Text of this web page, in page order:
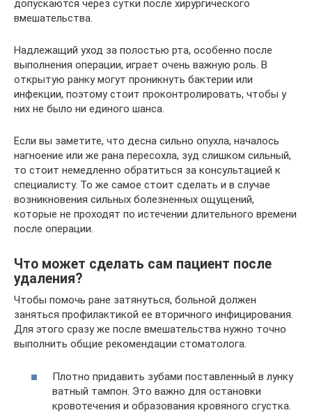
допускаются через сутки после хирургического
вмешательства.
Надлежащий уход за полостью рта, особенно после
выполнения операции, играет очень важную роль. В
открытую ранку могут проникнуть бактерии или
инфекции, поэтому стоит проконтролировать, чтобы у
них не было ни единого шанса.
Если вы заметите, что десна сильно опухла, началось
нагноение или же рана пересохла, зуд слишком сильный,
то стоит немедленно обратиться за консультацией к
специалисту. То же самое стоит сделать и в случае
возникновения сильных болезненных ощущений,
которые не проходят по истечении длительного времени
после операции.
Что может сделать сам пациент после
удаления?
Чтобы помочь ране затянуться, больной должен
заняться профилактикой ее вторичного инфицирования.
Для этого сразу же после вмешательства нужно точно
выполнить общие рекомендации стоматолога.
Плотно придавить зубами поставленный в лунку
ватный тампон. Это важно для остановки
кровотечения и образования кровяного сгустка.